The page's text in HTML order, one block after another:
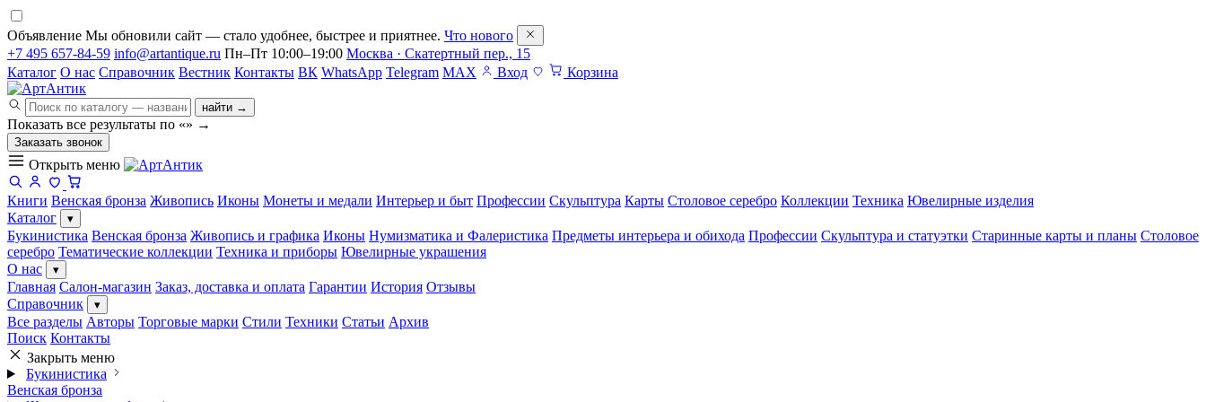
Объявление Мы обновили сайт — стало удобнее, быстрее и приятнее. Что нового
+7 495 657-84-59 info@artantique.ru Пн–Пт 10:00–19:00 Москва · Скатертный пер., 15
Каталог О нас Справочник Вестник Контакты ВК WhatsApp Telegram MAX Вход Корзина
найти →
Показать все результаты по «» →
Заказать звонок
Открыть меню
Книги Венская бронза Живопись Иконы Монеты и медали Интерьер и быт Профессии Скульптура Карты Столовое серебро Коллекции Техника Ювелирные изделия
Каталог
▾
Букинистика Венская бронза Живопись и графика Иконы Нумизматика и Фалеристика Предметы интерьера и обихода Профессии Скульптура и статуэтки Старинные карты и планы Столовое
серебро Тематические коллекции Техника и приборы Ювелирные украшения
О нас
▾
Главная Салон-магазин Заказ, доставка и оплата Гарантии История Отзывы
Справочник
▾
Все разделы Авторы Торговые марки Стили Техники Статьи Архив
Поиск Контакты
Закрыть меню
Букинистика
Венская бронза